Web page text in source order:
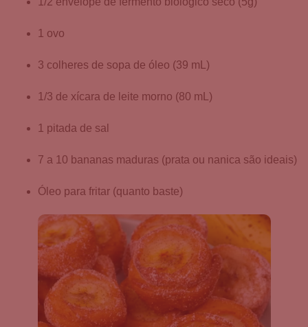
1 ovo
3 colheres de sopa de óleo (39 mL)
1/3 de xícara de leite morno (80 mL)
1 pitada de sal
7 a 10 bananas maduras (prata ou nanica são ideais)
Óleo para fritar (quanto baste)